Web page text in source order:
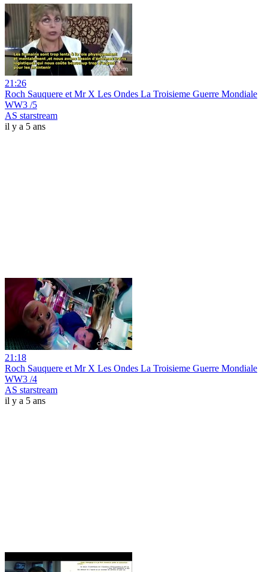
21:26
Roch Sauquere et Mr X Les Ondes La Troisieme Guerre Mondiale
WW3 /5
AS starstream
il y a 5 ans
21:18
Roch Sauquere et Mr X Les Ondes La Troisieme Guerre Mondiale
WW3 /4
AS starstream
il y a 5 ans